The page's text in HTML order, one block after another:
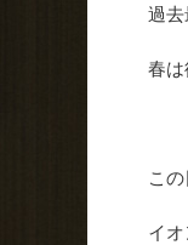
過去
春は
こ
イ